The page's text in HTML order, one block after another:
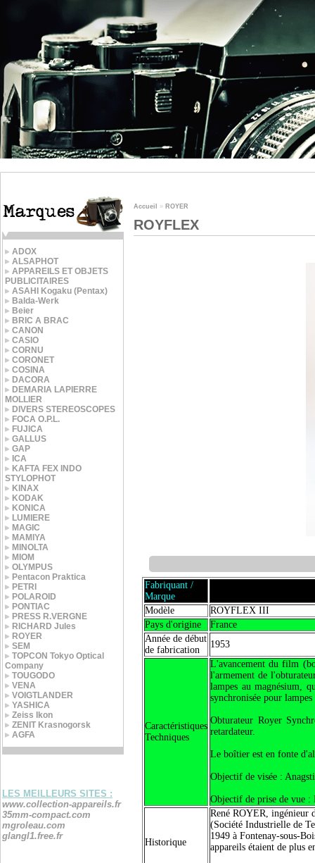
ADOX
ALSAPHOT
APPAREILS ET OBJETS
PUBLICITAIRES
ASAHI Kogaku (Pentax)
Balda-Werk
Beier
BRIC A BRAC
CANON
CASIO
CORNU
CORONET
COSINA
DACORA
DEMARIA LAPIERRE
MOLLIER
DIVERS STEREOSCOPES
FOCA O.P.L.
FUJICA
GALLUS
GAP
ICA
KAFTA FEX INDO
STYLOPHOT
KINAX
KODAK
KONICA
LUMIERE
MAGIC
MAMIYA
MINOLTA
MIOM
OLYMPUS
Pentacon Praktica
PETRI
POLAROID
PONTIAC
PRESS R.VERGNE
RICHARD Jules
ROYER
SEM
TOPCON Tokyo Optical
Company
TOUGODO
VENA
VOIGTLANDER
YASHICA
Zeiss Ikon
ZENIT Krasnogorsk
AGFA
LES MEILLEURS SITES :
www.collection-appareils.fr
35mm-compact.com
mgroleau.com
glangl1.free.fr
Accueil » ROYER
ROYFLEX
Fabriquant /
Marque
Modèle
ROYFLEX III
Pays d'origine
France
Année de début
de fabrication
1953
Caractéristiques
Techniques
L'avancement du film
l'armement de
lampes au magnésium,
synchronisée pour
Obturateur Royer
retardateur.
Le boîtier est en fonte
Objectif de visée :
Objectif de prise de vue
Historique
René ROYER, ingénieur
(Société Industrielle de
1949 à Fontenay-sous-
appareils étaient de plus